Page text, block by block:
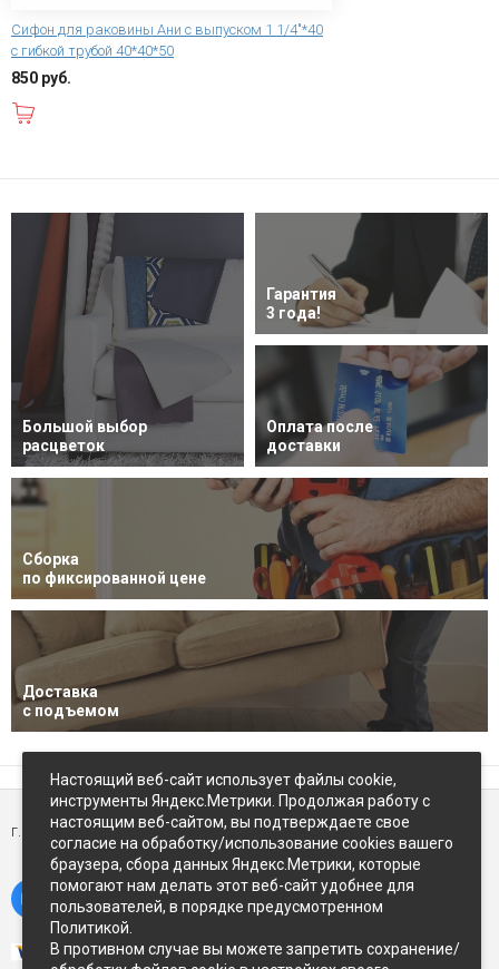
Сифон для раковины Ани с выпуском 1 1/4"*40
с гибкой трубой 40*40*50
850 руб.
Большой выбор
расцветок
Гарантия
3 года!
Оплата после
доставки
Сборка
по фиксированной цене
Доставка
с подъемом
г. Петропавловск-Камчатский,ул Восточное-шоссе, д.5
Настоящий веб-сайт использует файлы cookie,
инструменты Яндекс.Метрики. Продолжая работу с
настоящим веб-сайтом, вы подтверждаете свое
согласие на обработку/использование cookies вашего
браузера, сбора данных Яндекс.Метрики, которые
помогают нам делать этот веб-сайт удобнее для
пользователей, в порядке предусмотренном
Политикой.
В противном случае вы можете запретить сохранение/